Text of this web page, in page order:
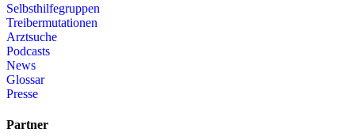
Selbsthilfegruppen
Treibermutationen
Arztsuche
Podcasts
News
Glossar
Presse
Partner